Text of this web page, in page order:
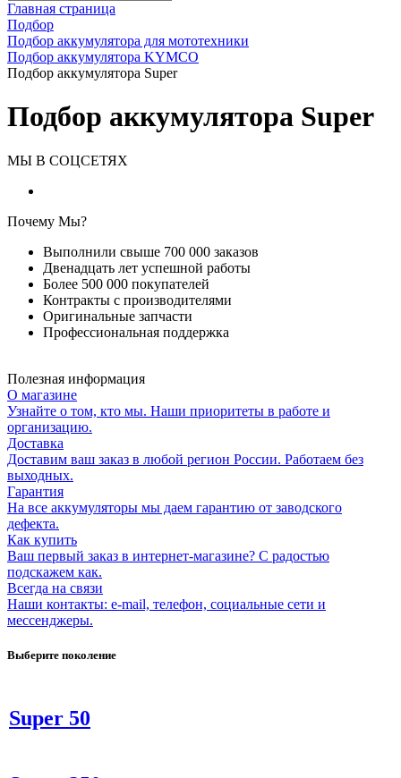
Главная страница
Подбор
Подбор аккумулятора для мототехники
Подбор аккумулятора KYMCO
Подбор аккумулятора Super
Подбор аккумулятора Super
МЫ В СОЦСЕТЯХ
Почему Мы?
Выполнили свыше 700 000 заказов
Двенадцать лет успешной работы
Более 500 000 покупателей
Контракты с производителями
Оригинальные запчасти
Профессиональная поддержка
Полезная информация
О магазине
Узнайте о том, кто мы. Наши приоритеты в работе и
организацию.
Доставка
Доставим ваш заказ в любой регион России. Работаем без
выходных.
Гарантия
На все аккумуляторы мы даем гарантию от заводского
дефекта.
Как купить
Ваш первый заказ в интернет-магазине? С радостью
подскажем как.
Всегда на связи
Наши контакты: e-mail, телефон, социальные сети и
мессенджеры.
Выберите поколение
Super 50